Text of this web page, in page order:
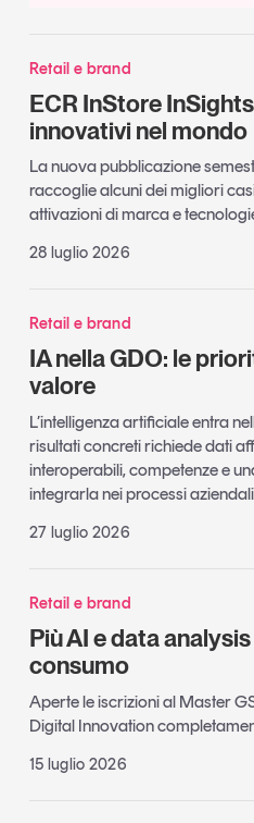
Retail e brand
ECR InStore
innovativi nel mondo
La nuova pubblicazione
raccoglie alcuni dei migliori
attivazioni di marca e
28 luglio 2026
Retail e brand
IA nella GDO: le
valore
L’intelligenza artificiale entra
risultati concreti richiede dati
interoperabili, competenze e
integrarla nei processi
27 luglio 2026
Retail e brand
Più AI e data
consumo
Aperte le iscrizioni al Master
Digital Innovation
15 luglio 2026